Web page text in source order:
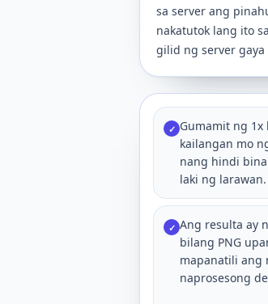
sa server ang
nakatutok lang ito
gilid ng server
✓ Gumamit ng 1x
kailangan mo
nang hindi
laki ng larawan.
✓ Ang resulta ay
bilang PNG
mapanatili ang
naprosesong